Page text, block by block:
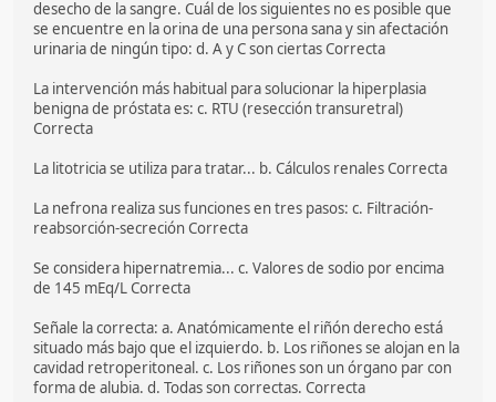
desecho de la sangre. Cuál de los siguientes no es posible que
se encuentre en la orina de una persona sana y sin afectación
urinaria de ningún tipo: d. A y C son ciertas Correcta
La intervención más habitual para solucionar la hiperplasia
benigna de próstata es: c. RTU (resección transuretral)
Correcta
La litotricia se utiliza para tratar... b. Cálculos renales Correcta
La nefrona realiza sus funciones en tres pasos: c. Filtración-
reabsorción-secreción Correcta
Se considera hipernatremia... c. Valores de sodio por encima
de 145 mEq/L Correcta
Señale la correcta: a. Anatómicamente el riñón derecho está
situado más bajo que el izquierdo. b. Los riñones se alojan en la
cavidad retroperitoneal. c. Los riñones son un órgano par con
forma de alubia. d. Todas son correctas. Correcta